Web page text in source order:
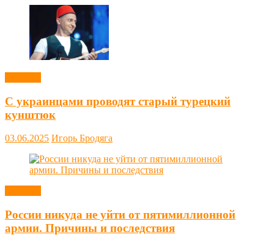
С украинцами проводят старый турецкий
кунштюк
03.06.2025 Игорь Бродяга
России никуда не уйти от пятимиллионной
армии. Причины и последствия